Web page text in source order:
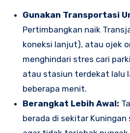
Gunakan Transportasi
Pertimbangkan naik
koneksi lanjut), atau ojek
menghindari stres cari
atau stasiun terdekat lalu
beberapa menit.
Berangkat Lebih Awal:
berada di sekitar Kuningan